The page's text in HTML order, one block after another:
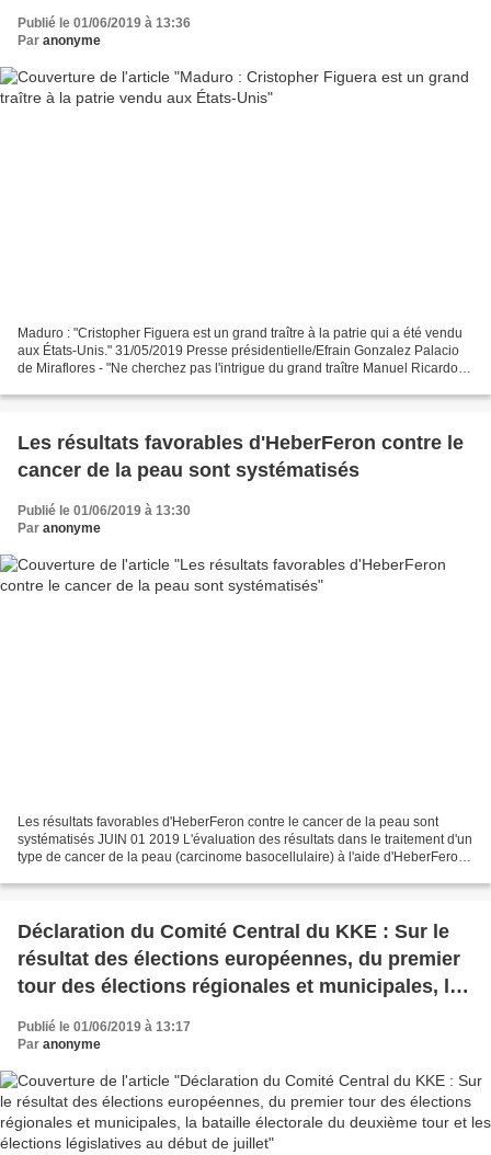
Publié le 01/06/2019 à 13:36
Par anonyme
Maduro : "Cristopher Figuera est un grand traître à la patrie qui a été vendu
aux États-Unis." 31/05/2019 Presse présidentielle/Efrain Gonzalez Palacio
de Miraflores - "Ne cherchez pas l'intrigue du grand traître Manuel Ricardo
Les résultats favorables d'HeberFeron contre le
cancer de la peau sont systématisés
Publié le 01/06/2019 à 13:30
Par anonyme
Les résultats favorables d'HeberFeron contre le cancer de la peau sont
systématisés JUIN 01 2019 L'évaluation des résultats dans le traitement d'un
type de cancer de la peau (carcinome basocellulaire) à l'aide d'HeberFeron -
Déclaration du Comité Central du KKE : Sur le
résultat des élections européennes, du premier
tour des élections régionales et municipales, la
élections législatives au début de juillet
Publié le 01/06/2019 à 13:17
Par anonyme